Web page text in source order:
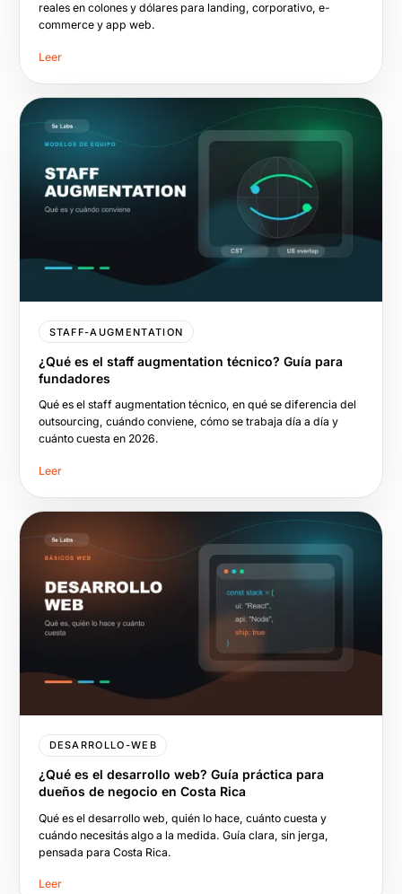
reales en colones y dólares para landing, corporativo, e-
commerce y app web.
Leer
STAFF-AUGMENTATION
¿Qué es el staff augmentation técnico? Guía para
fundadores
Qué es el staff augmentation técnico, en qué se diferencia del
outsourcing, cuándo conviene, cómo se trabaja día a día y
cuánto cuesta en 2026.
Leer
DESARROLLO-WEB
¿Qué es el desarrollo web? Guía práctica para
dueños de negocio en Costa Rica
Qué es el desarrollo web, quién lo hace, cuánto cuesta y
cuándo necesitás algo a la medida. Guía clara, sin jerga,
pensada para Costa Rica.
Leer